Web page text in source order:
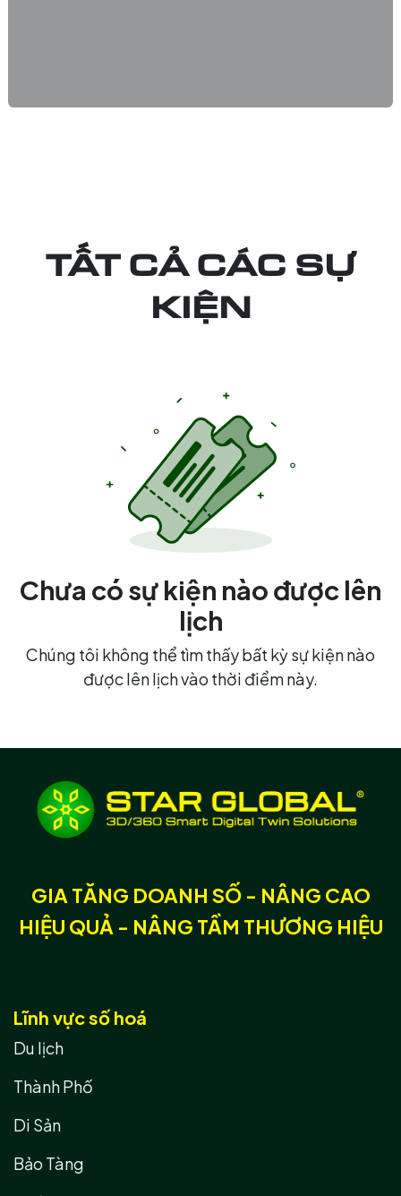
TẤT CẢ CÁC SỰ
KIỆN
Chưa có sự kiện nào được lên
lịch
Chúng tôi không thể tìm thấy bất kỳ sự kiện nào
được lên lịch vào thời điểm này.
GIA TĂNG DOANH SỐ - NÂNG CAO
HIỆU QUẢ - NÂNG TẦM THƯƠNG HIỆU
Lĩnh vực số hoá
Du lịch
Thành Phố
Di Sản
Bảo Tàng